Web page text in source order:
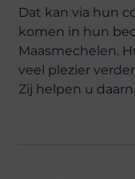
Dat kan via hun
komen in hun
Maasmechelen.
veel plezier
Zij helpen u